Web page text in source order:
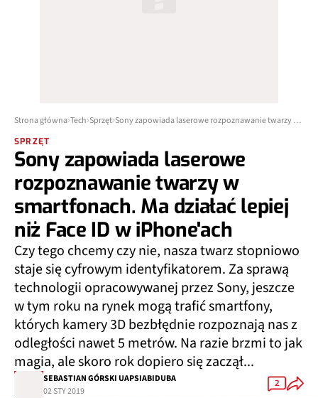
Strona główna Tech Sprzęt Sony zapowiada laserowe rozpoznawanie twarzy w smartfonach. Ma działać lepiej niż Face ID w iPhone'ach
SPRZĘT
Sony zapowiada laserowe
rozpoznawanie twarzy w
smartfonach. Ma działać lepiej
niż Face ID w iPhone'ach
Czy tego chcemy czy nie, nasza twarz stopniowo
staje się cyfrowym identyfikatorem. Za sprawą
technologii opracowywanej przez Sony, jeszcze
w tym roku na rynek mogą trafić smartfony,
których kamery 3D bezbłędnie rozpoznają nas z
odległości nawet 5 metrów. Na razie brzmi to jak
magia, ale skoro rok dopiero się zaczął...
SEBASTIAN GÓRSKI UAPSIABIDUBA
02 STY 2019
2